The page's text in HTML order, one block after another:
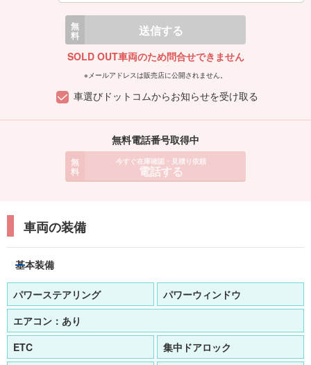
無
料 送信する
SOLD OUT車両のため問合せできません
※メールアドレスは販売店に公開されません。
車選びドットコムからお知らせを受け取る
無料電話番号取得中
無
料
今すぐ在庫確認・見積り依頼
電話する
車両の装備
基本装備
パワーステアリング
パワーウィンドウ
エアコン： あり
ETC
集中ドアロック